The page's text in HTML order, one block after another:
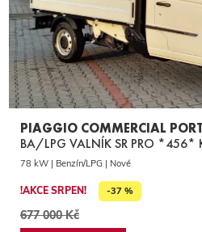
PIAGGIO COMMERCIAL
BA/LPG VALNÍK SR PRO *456*
78 kW | Benzín/LPG | Nové
!AKCE SRPEN! -37 %
677 000 Kč